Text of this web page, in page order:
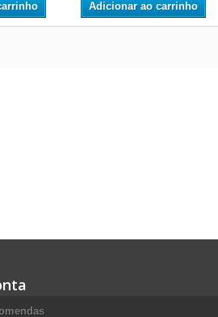
Adicionar ao carrinho